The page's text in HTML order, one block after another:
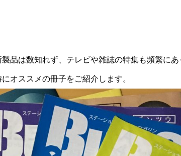
品は数知れず、テレビや雑誌の特集も頻繁にあ
オススメの冊子をご紹介します。